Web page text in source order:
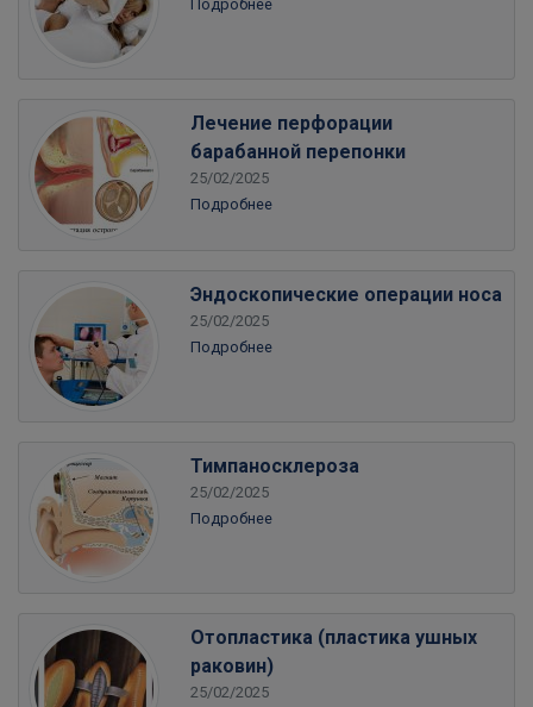
Подробнее
Лечение перфорации
барабанной перепонки
25/02/2025
Подробнее
Эндоскопические операции носа
25/02/2025
Подробнее
Тимпаносклероза
25/02/2025
Подробнее
Отопластика (пластика ушных
раковин)
25/02/2025